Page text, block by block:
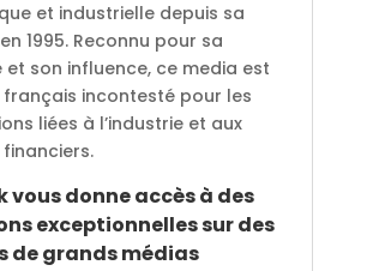
et industrielle depuis sa
1995. Reconnu pour sa
son influence, ce media est
incontesté pour les
liées à l’industrie et aux
vous donne accès à des
exceptionnelles sur des
de grands médias